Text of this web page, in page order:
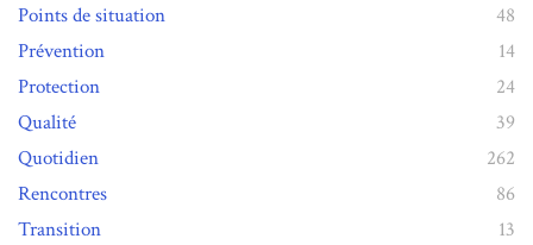
Points de situation
48
Prévention
14
Protection
24
Qualité
39
Quotidien
262
Rencontres
86
Transition
13